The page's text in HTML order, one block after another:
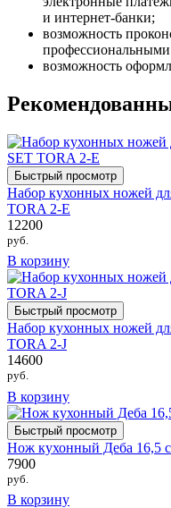
и интернет-банки;
возможность
возможность
Быстрый просмотр
Набор кухонных ножей
TORA 2-E
12200
руб.
В корзину
Быстрый просмотр
Набор кухонных ножей
TORA 2-J
14600
руб.
В корзину
Быстрый просмотр
Нож кухонный Деба 16,5
7900
руб.
В корзину